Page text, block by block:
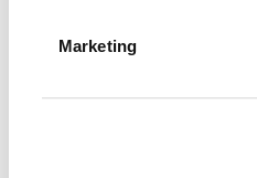
Marketing